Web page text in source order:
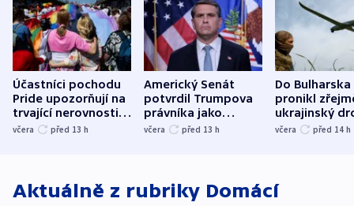
Účastníci pochodu
Pride upozorňují na
trvající nerovnosti i
společenskou
včera před 13 h
Americký Senát
potvrdil Trumpova
právníka jako
ministra
včera před 13 h
Do Bulharska
pronikl
ukrajinský
explodoval
včera před 14 h
Aktuálně z rubriky Domácí